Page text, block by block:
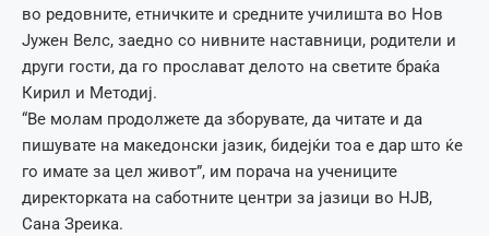
во редовните, етничките и средните училишта во Нов
Јужен Велс, заедно со нивните наставници, родители и
други гости, да го прослават делото на светите браќа
Кирил и Методиј.
“Ве молам продолжете да зборувате, да читате и да
пишувате на македонски јазик, бидејќи тоа е дар што ќе
го имате за цел живот”, им порача на учениците
директорката на саботните центри за јазици во НЈВ,
Сана Зреика.